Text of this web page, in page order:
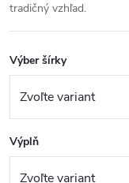
tradičný vzhľad.
Výber šírky
Výplň